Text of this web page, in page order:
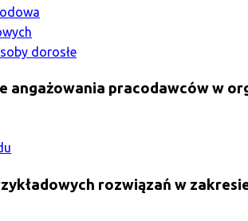
dorosłe
angażowania pracodawców w
rozwiązań w